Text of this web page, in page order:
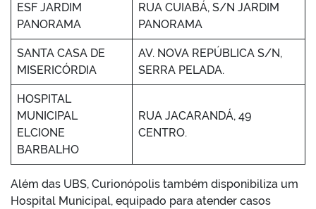
ESF JARDIM
PANORAMA
RUA CUIABÁ, S/N JARDIM
PANORAMA
SANTA CASA DE
MISERICÓRDIA
AV. NOVA REPÚBLICA S/N,
SERRA PELADA.
HOSPITAL
MUNICIPAL
ELCIONE
BARBALHO
RUA JACARANDÁ, 49
CENTRO.
Além das UBS, Curionópolis também disponibiliza um
Hospital Municipal, equipado para atender casos